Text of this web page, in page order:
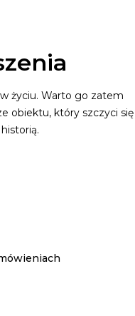
życiu. Warto go zatem
obiektu, który szczyci się